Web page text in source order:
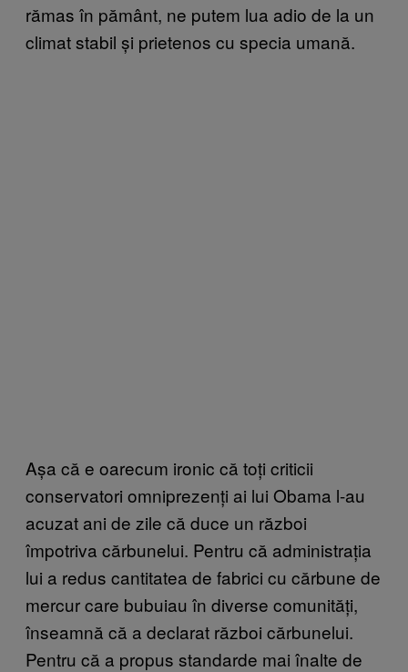
rămas în pământ, ne putem lua adio de la un
climat stabil și prietenos cu specia umană.
Așa că e oarecum ironic că toți criticii
conservatori omniprezenți ai lui Obama l-au
acuzat ani de zile că duce un război
împotriva cărbunelui. Pentru că administrația
lui a redus cantitatea de fabrici cu cărbune de
mercur care bubuiau în diverse comunități,
înseamnă că a declarat război cărbunelui.
Pentru că a propus standarde mai înalte de